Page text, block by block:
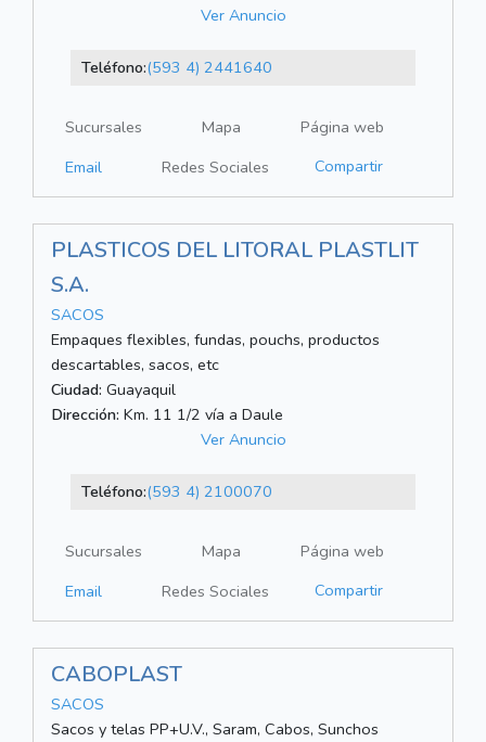
Ver Anuncio
Teléfono:(593 4) 2441640
Sucursales Mapa
Página web
Email
Redes Sociales Compartir
PLASTICOS DEL LITORAL PLASTLIT
S.A.
SACOS
Empaques flexibles, fundas, pouchs, productos
descartables, sacos, etc
Ciudad: Guayaquil
Dirección: Km. 11 1/2 vía a Daule
Ver Anuncio
Teléfono:(593 4) 2100070
Sucursales Mapa
Página web
Email
Redes Sociales Compartir
CABOPLAST
SACOS
Sacos y telas PP+U.V., Saram, Cabos, Sunchos